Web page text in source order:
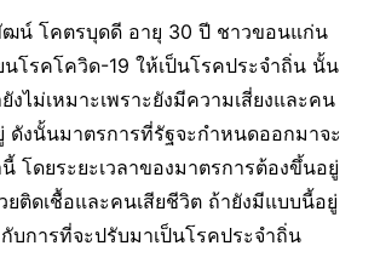
น์ โคตรบุดดี อายุ 30 ปี ชาวขอนแก่น
นโรคโควิด-19 ให้เป็นโรคประจำถิ่น นั้น
งไม่เหมาะเพราะยังมีความเสี่ยงและคน
ดังนั้นมาตรการที่รัฐจะกำหนดออกมาจะ
โดยระยะเวลาของมาตรการต้องขึ้นอยู่
ติดเชื้อและคนเสียชีวิต ถ้ายังมีแบบนี้อยู่
บการที่จะปรับมาเป็นโรคประจำถิ่น